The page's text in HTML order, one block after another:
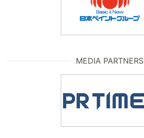
MEDIA PARTNERS